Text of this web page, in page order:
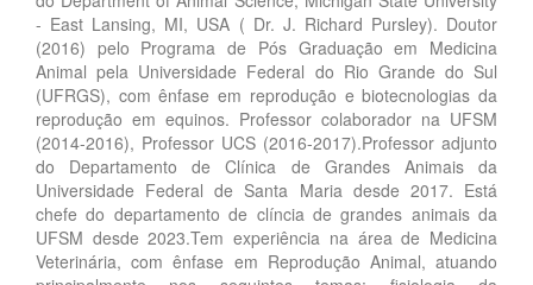
- East Lansing, MI, USA ( Dr. J. Richard Pursley). Doutor
(2016) pelo Programa de Pós Graduação em Medicina
Animal pela Universidade Federal do Rio Grande do Sul
(UFRGS), com ênfase em reprodução e biotecnologias da
reprodução em equinos. Professor colaborador na UFSM
(2014-2016), Professor UCS (2016-2017).Professor adjunto
do Departamento de Clínica de Grandes Animais da
Universidade Federal de Santa Maria desde 2017. Está
chefe do departamento de clíncia de grandes animais da
UFSM desde 2023.Tem experiência na área de Medicina
Veterinária, com ênfase em Reprodução Animal, atuando